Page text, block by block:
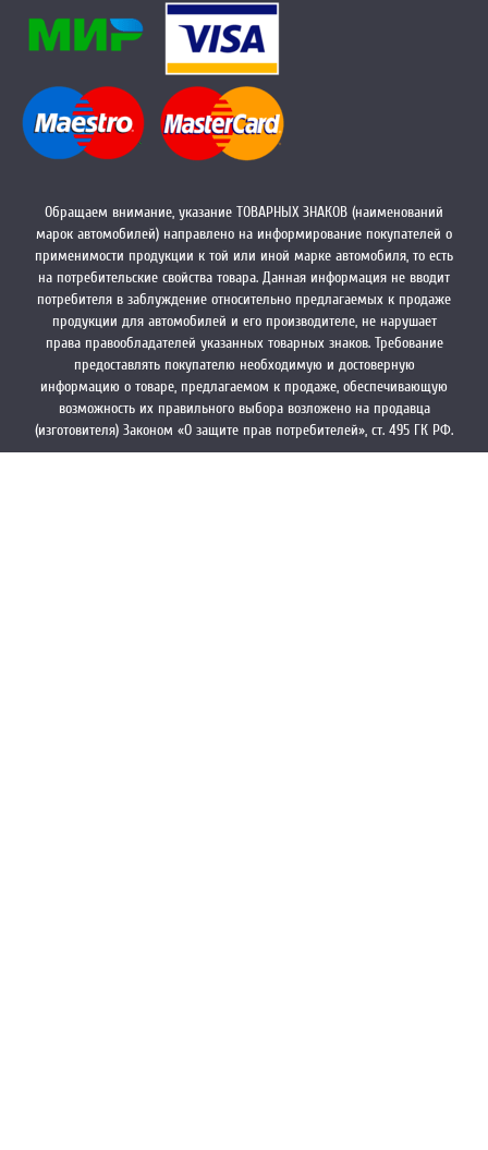
Обращаем внимание, указание ТОВАРНЫХ ЗНАКОВ (наименований
марок автомобилей) направлено на информирование покупателей о
применимости продукции к той или иной марке автомобиля, то есть
на потребительские свойства товара. Данная информация не вводит
потребителя в заблуждение относительно предлагаемых к продаже
продукции для автомобилей и его производителе, не нарушает
права правообладателей указанных товарных знаков. Требование
предоставлять покупателю необходимую и достоверную
информацию о товаре, предлагаемом к продаже, обеспечивающую
возможность их правильного выбора возложено на продавца
(изготовителя) Законом «О защите прав потребителей», ст. 495 ГК РФ.